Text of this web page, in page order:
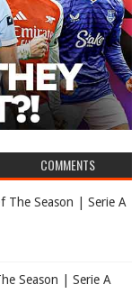
COMMENTS
The Season | Serie A
Season | Serie A